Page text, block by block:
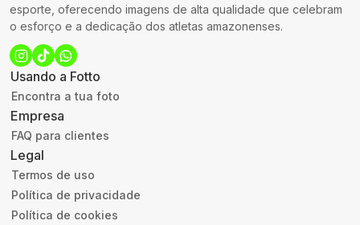
esporte, oferecendo imagens de alta qualidade que celebram
o esforço e a dedicação dos atletas amazonenses.
Usando a Fotto
Encontra a tua foto
Empresa
FAQ para clientes
Legal
Termos de uso
Política de privacidade
Política de cookies